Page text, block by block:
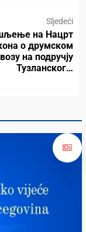
Sljedeći
на Нацрт
о друмском
на подручју
Тузланског…